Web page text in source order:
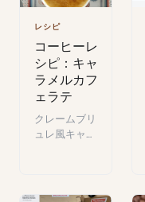
質の比較。
レシピ
コーヒーレ
シピ：キャ
ラメルカフ
ェラテ
クレームブリ
ュレ風キャラ
ーをバーナー